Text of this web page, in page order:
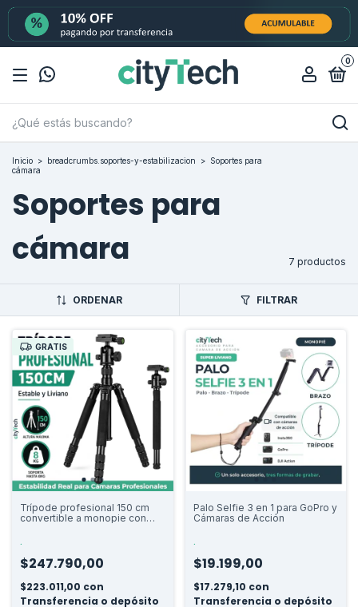
0
Inicio > breadcrumbs.soportes-y-estabilizacion > Soportes para
cámara
Soportes para
cámara
7 productos
ORDENAR FILTRAR
GRATIS
Trípode profesional 150 cm
convertible a monopie con
.
$247.790,00
$223.011,00 con
Transferencia o depósito
Palo Selfie 3 en 1 para GoPro y
Cámaras de Acción
.
$19.199,00
$17.279,10 con
Transferencia o depósito